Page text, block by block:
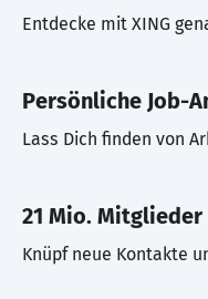
Entdecke mit XING
Persönliche Job-
Lass Dich finden von
21 Mio. Mitglieder
Knüpf neue Kontakte